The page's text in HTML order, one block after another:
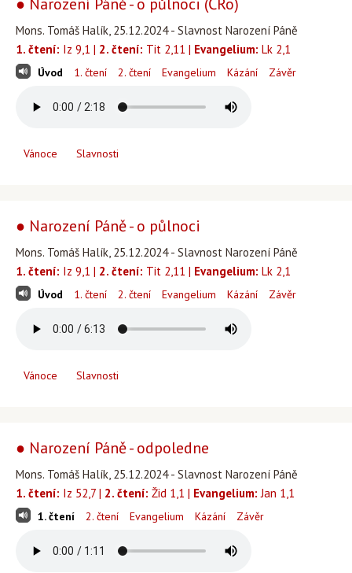
Mons. Tomáš Halík, 25.12.2024 - Slavnost Narození Páně
1. čtení: Iz 9,1 | 2. čtení: Tit 2,11 | Evangelium: Lk 2,1
Úvod 1. čtení 2. čtení Evangelium Kázání Závěr
Vánoce Slavnosti
● Narození Páně - o půlnoci
Mons. Tomáš Halík, 25.12.2024 - Slavnost Narození Páně
1. čtení: Iz 9,1 | 2. čtení: Tit 2,11 | Evangelium: Lk 2,1
Úvod 1. čtení 2. čtení Evangelium Kázání Závěr
Vánoce Slavnosti
● Narození Páně - odpoledne
Mons. Tomáš Halík, 25.12.2024 - Slavnost Narození Páně
1. čtení: Iz 52,7 | 2. čtení: Žid 1,1 | Evangelium: Jan 1,1
1. čtení 2. čtení Evangelium Kázání Závěr